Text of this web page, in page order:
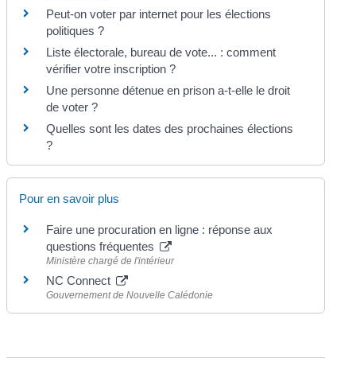
Peut-on voter par internet pour les élections
politiques ?
Liste électorale, bureau de vote... : comment
vérifier votre inscription ?
Une personne détenue en prison a-t-elle le droit
de voter ?
Quelles sont les dates des prochaines élections
?
Pour en savoir plus
Faire une procuration en ligne : réponse aux
questions fréquentes
Ministère chargé de l'intérieur
NC Connect
Gouvernement de Nouvelle Calédonie